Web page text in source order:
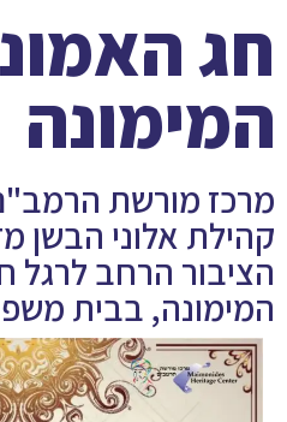
חג
המימונה
מרכז מורשת
קהילת אלוני הבשן
הציבור הרחב לרגל
המימונה, בבית